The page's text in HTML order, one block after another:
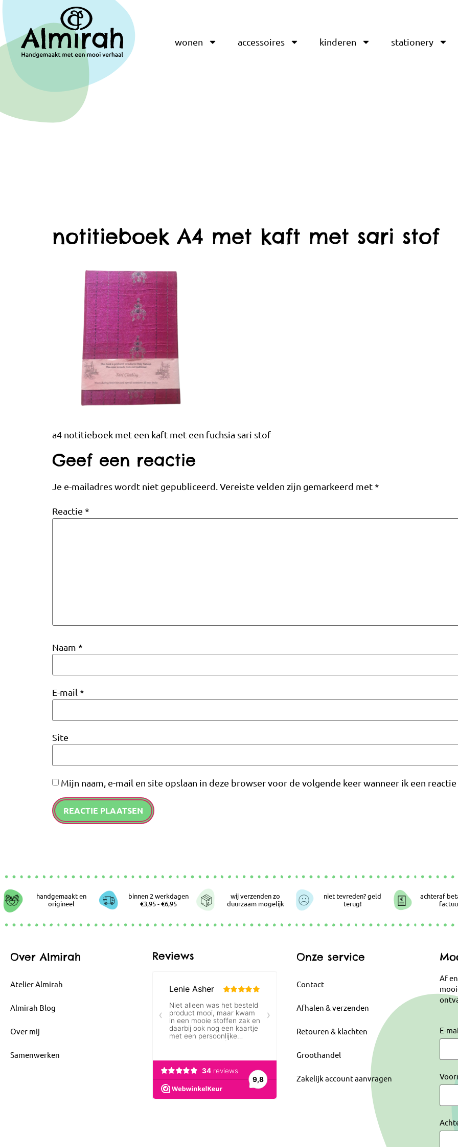
wonen accessoires kinderen stationery
notitieboek A4 met kaft met sari stof
a4 notitieboek met een kaft met een fuchsia sari stof
Geef een reactie
Je e-mailadres wordt niet gepubliceerd. Vereiste velden zijn gemarkeerd met*
Reactie *
Naam *
E-mail *
Site
Mijn naam, e-mail en site opslaan in deze browser voor de volgende keer wanneer ik een
handgemaakt en
origineel
binnen 2 werkdagen
€3,95 - €6,95
wij verzenden zo
duurzaam mogelijk
niet tevreden? geld
terug!
achteraf
Over Almirah
Atelier Almirah
Almirah Blog
Over mij
Samenwerken
Reviews Onze service
Contact
Afhalen & verzenden
Retouren & klachten
Groothandel
Zakelijk account aanvragen
Af
E-